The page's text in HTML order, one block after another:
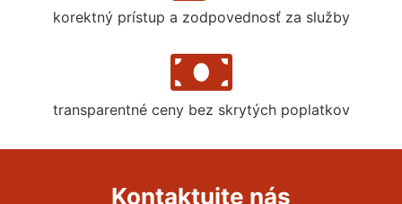
korektný prístup a zodpovednosť za služby
transparentné ceny bez skrytých poplatkov
Kontaktujte nás